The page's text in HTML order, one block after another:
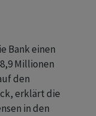
Bank einen
Millionen
den
erklärt die
in den